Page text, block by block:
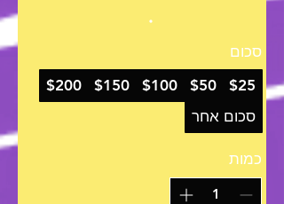
סכום
$25
$50
$100
$150
$200
סכום אחר
כמות